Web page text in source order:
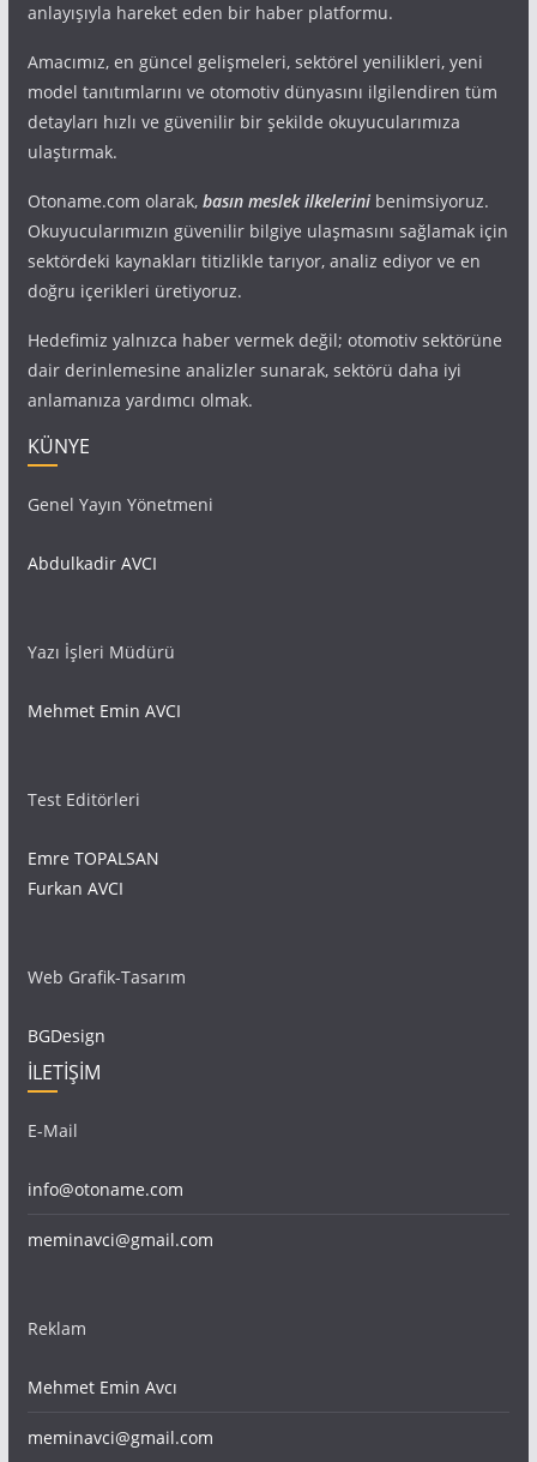
anlayışıyla hareket eden bir haber platformu.
Amacımız, en güncel gelişmeleri, sektörel yenilikleri, yeni
model tanıtımlarını ve otomotiv dünyasını ilgilendiren tüm
detayları hızlı ve güvenilir bir şekilde okuyucularımıza
ulaştırmak.
Otoname.com olarak, basın meslek ilkelerinibenimsiyoruz.
Okuyucularımızın güvenilir bilgiye ulaşmasını sağlamak için
sektördeki kaynakları titizlikle tarıyor, analiz ediyor ve en
doğru içerikleri üretiyoruz.
Hedefimiz yalnızca haber vermek değil; otomotiv sektörüne
dair derinlemesine analizler sunarak, sektörü daha iyi
anlamanıza yardımcı olmak.
KÜNYE
Genel Yayın Yönetmeni
Abdulkadir AVCI
Yazı İşleri Müdürü
Mehmet Emin AVCI
Test Editörleri
Emre TOPALSAN
Furkan AVCI
Web Grafik-Tasarım
BGDesign
İLETİŞİM
E-Mail
info@otoname.com
meminavci@gmail.com
Reklam
Mehmet Emin Avcı
meminavci@gmail.com